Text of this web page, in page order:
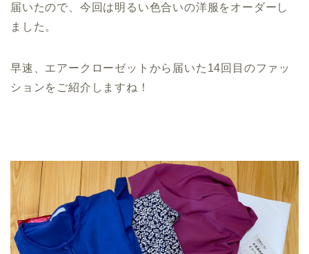
届いたので、今回は明るい色合いの洋服をオーダーし
ました。
早速、エアークローゼットから届いた14回目のファッ
ションをご紹介しますね！